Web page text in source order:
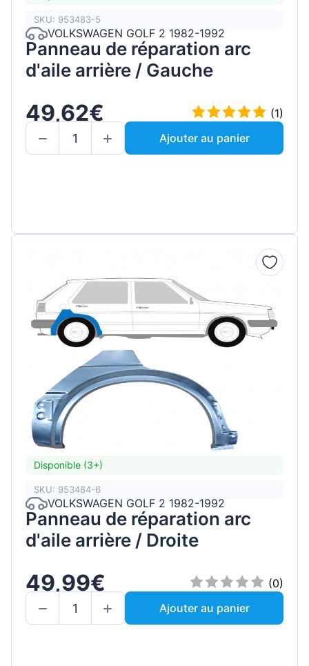
SKU: 953483-5
VOLKSWAGEN GOLF 2 1982-1992
Panneau de réparation arc
d'aile arrière / Gauche
49,62€
(1)
Ajouter au panier
Disponible (3+)
SKU: 953484-6
VOLKSWAGEN GOLF 2 1982-1992
Panneau de réparation arc
d'aile arrière / Droite
49,99€
(0)
Ajouter au panier